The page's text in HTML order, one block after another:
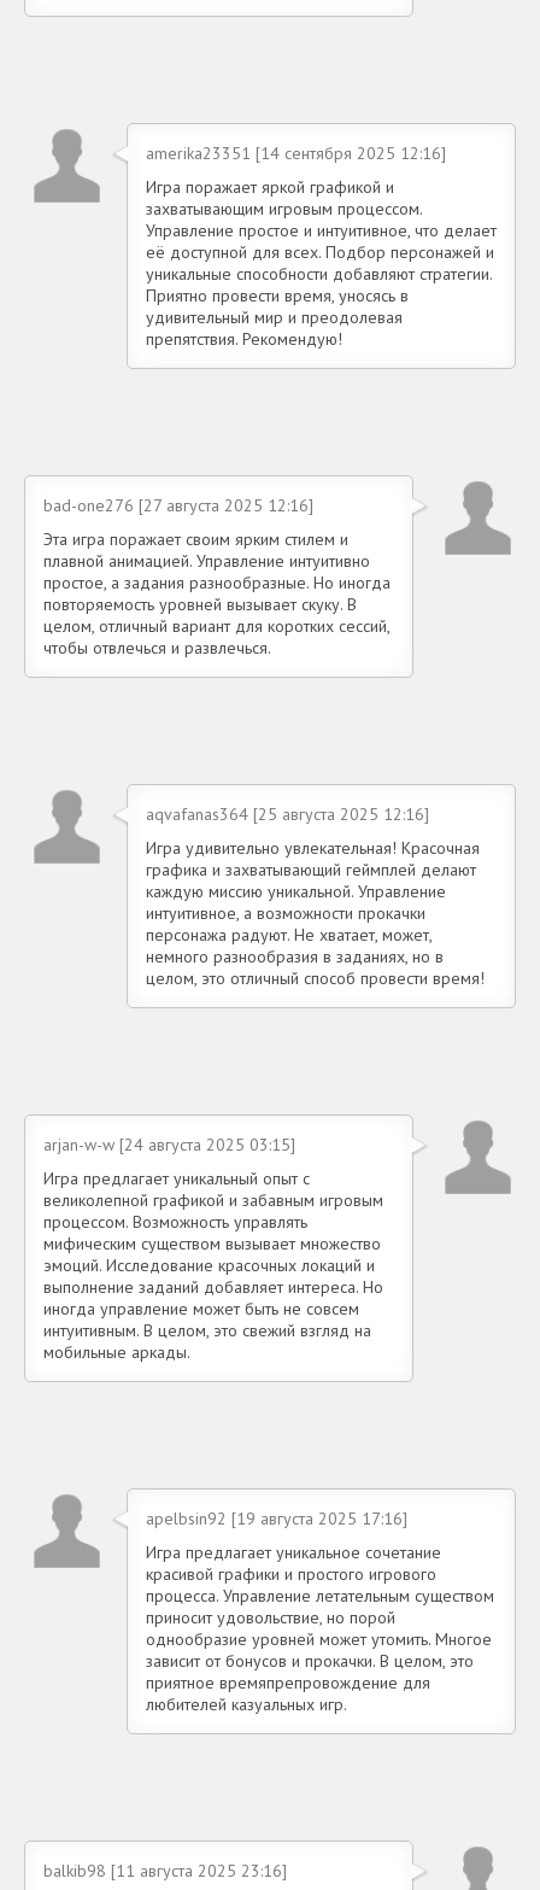
amerika23351 [14 сентября 2025 12:16]
Игра поражает яркой графикой и
захватывающим игровым процессом.
Управление простое и интуитивное, что делает
её доступной для всех. Подбор персонажей и
уникальные способности добавляют стратегии.
Приятно провести время, уносясь в
удивительный мир и преодолевая
препятствия. Рекомендую!
bad-one276 [27 августа 2025 12:16]
Эта игра поражает своим ярким стилем и
плавной анимацией. Управление интуитивно
простое, а задания разнообразные. Но иногда
повторяемость уровней вызывает скуку. В
целом, отличный вариант для коротких сессий,
чтобы отвлечься и развлечься.
aqvafanas364 [25 августа 2025 12:16]
Игра удивительно увлекательная! Красочная
графика и захватывающий геймплей делают
каждую миссию уникальной. Управление
интуитивное, а возможности прокачки
персонажа радуют. Не хватает, может,
немного разнообразия в заданиях, но в
целом, это отличный способ провести время!
arjan-w-w [24 августа 2025 03:15]
Игра предлагает уникальный опыт с
великолепной графикой и забавным игровым
процессом. Возможность управлять
мифическим существом вызывает множество
эмоций. Исследование красочных локаций и
выполнение заданий добавляет интереса. Но
иногда управление может быть не совсем
интуитивным. В целом, это свежий взгляд на
мобильные аркады.
apelbsin92 [19 августа 2025 17:16]
Игра предлагает уникальное сочетание
красивой графики и простого игрового
процесса. Управление летательным существом
приносит удовольствие, но порой
однообразие уровней может утомить. Многое
зависит от бонусов и прокачки. В целом, это
приятное времяпрепровождение для
любителей казуальных игр.
balkib98 [11 августа 2025 23:16]